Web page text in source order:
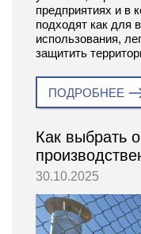
предприятиях и в
подходят как для
использования,
защитить
ПОДРОБНЕЕ
Как выбрать
30.10.2025